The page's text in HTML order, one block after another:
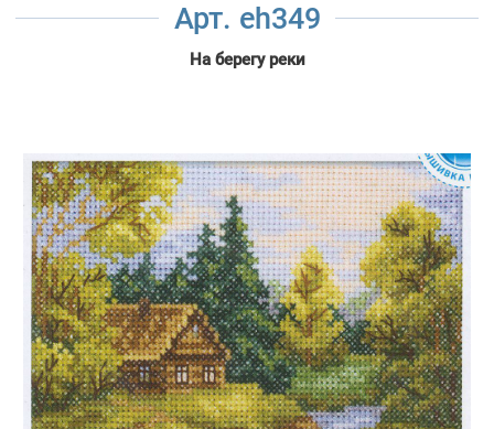
Арт. eh349
На берегу реки